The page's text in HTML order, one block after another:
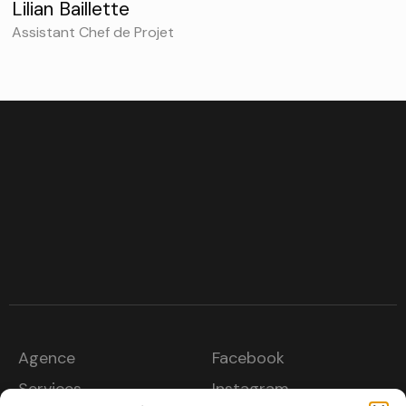
Lilian Baillette
Assistant Chef de Projet
Agence
Services
Facebook
Instagram